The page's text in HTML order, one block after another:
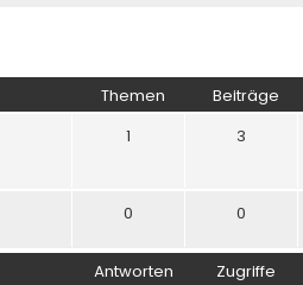
Themen Beiträge
1 3
0 0
Antworten Zugriffe